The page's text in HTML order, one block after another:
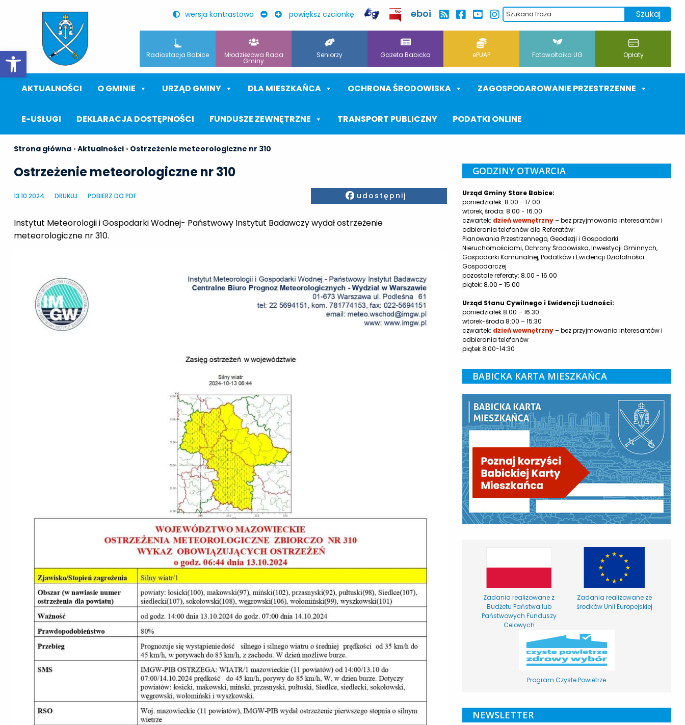
Otwórz pasek narzędzi
wersja kontrastowa powiększ czcionkę eboi
Radiostacja Babice Młodzieżowa Rada
Gminy
Seniorzy Gazeta Babicka ePUAP Fotowoltaika UG Opłaty
AKTUALNOŚCI O GMINIE URZĄD GMINY DLA MIESZKAŃCA OCHRONA ŚRODOWISKA ZAGOSPODAROWANIE PRZESTRZENNE
E-USŁUGI DEKLARACJA DOSTĘPNOŚCI FUNDUSZE ZEWNĘTRZNE TRANSPORT PUBLICZNY PODATKI ONLINE
Strona główna >Aktualności > Ostrzeżenie meteorologiczne nr 310
Ostrzeżenie meteorologiczne nr 310
13.10.2024 DRUKUJ POBIERZ DO PDF Facebook
udostępnij
Instytut Meteorologii i Gospodarki Wodnej- Państwowy Instytut Badawczy wydał ostrzeżenie
meteorologiczne nr 310.
GODZINY OTWARCIA
Urząd Gminy Stare Babice:
poniedziałek: 8.00 - 17.00
wtorek, środa: 8.00 - 16.00
czwartek: dzień wewnętrzny– bez przyjmowania interesantów i
odbierania telefonów dla Referatów:
Planowania Przestrzennego, Geodezji i Gospodarki
Nieruchomościami, Ochrony Środowiska, Inwestycji Gminnych,
Gospodarki Komunalnej, Podatków i Ewidencji Działalności
Gospodarczej
pozostałe referaty: 8.00 - 16.00
piątek: 8.00 - 15.00
Urząd Stanu Cywilnego i Ewidencji Ludności:
poniedziałek 8:00 – 16:30
wtorek-środa 8:00 – 15:30
czwartek: dzień wewnętrzny– bez przyjmowania interesantów i
odbierania telefonów
piątek 8:00-14:30
BABICKA KARTA MIESZKAŃCA
Zadania realizowane z
Budżetu Państwa lub
Państwowych Funduszy
Celowych
Zadania realizowane ze
środków Unii Europejskiej
Program Czyste Powietrze
NEWSLETTER